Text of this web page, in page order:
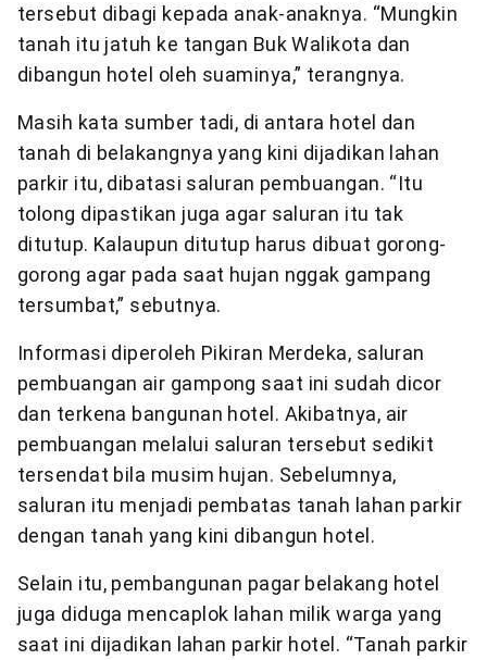
tersebut dibagi kepada anak-anaknya. “Mungkin
tanah itu jatuh ke tangan Buk Walikota dan
dibangun hotel oleh suaminya,” terangnya.
Masih kata sumber tadi, di antara hotel dan
tanah di belakangnya yang kini dijadikan lahan
parkir itu, dibatasi saluran pembuangan. “Itu
tolong dipastikan juga agar saluran itu tak
ditutup. Kalaupun ditutup harus dibuat gorong-
gorong agar pada saat hujan nggak gampang
tersumbat,” sebutnya.
Informasi diperoleh Pikiran Merdeka, saluran
pembuangan air gampong saat ini sudah dicor
dan terkena bangunan hotel. Akibatnya, air
pembuangan melalui saluran tersebut sedikit
tersendat bila musim hujan. Sebelumnya,
saluran itu menjadi pembatas tanah lahan parkir
dengan tanah yang kini dibangun hotel.
Selain itu, pembangunan pagar belakang hotel
juga diduga mencaplok lahan milik warga yang
saat ini dijadikan lahan parkir hotel. “Tanah parkir